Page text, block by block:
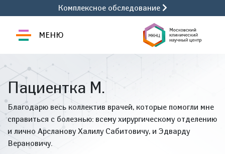
Комплексное обследование
МЕНЮ
Пациентка М.
Благодарю весь коллектив врачей, которые помогли мне
справиться с болезнью: всему хирургическому отделению
и лично Арсланову Халилу Сабитовичу, и Эдварду
Верановичу.